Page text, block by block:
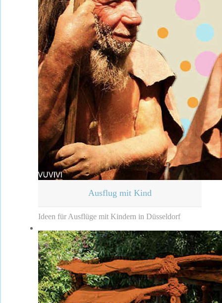
Ausflug mit Kind
Ideen für Ausflüge mit Kindern in Düsseldorf